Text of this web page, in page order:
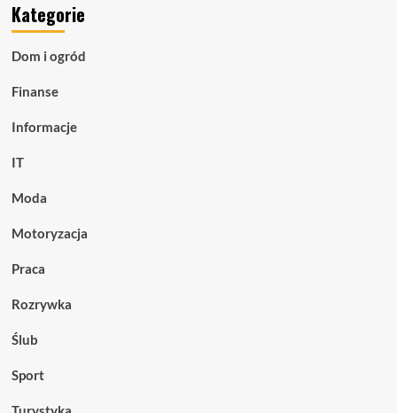
Kategorie
Dom i ogród
Finanse
Informacje
IT
Moda
Motoryzacja
Praca
Rozrywka
Ślub
Sport